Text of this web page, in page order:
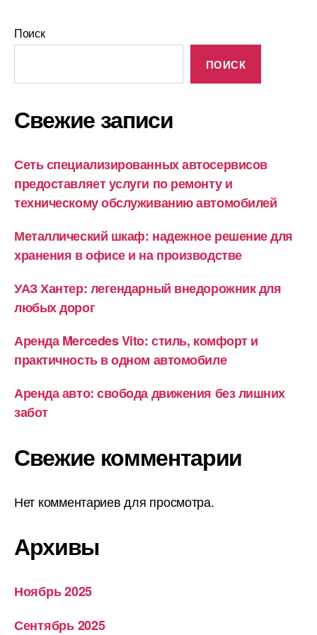
Поиск
ПОИСК
Свежие записи
Сеть специализированных автосервисов
предоставляет услуги по ремонту и
техническому обслуживанию автомобилей
Металлический шкаф: надежное решение для
хранения в офисе и на производстве
УАЗ Хантер: легендарный внедорожник для
любых дорог
Аренда Mercedes Vito: стиль, комфорт и
практичность в одном автомобиле
Аренда авто: свобода движения без лишних
забот
Свежие комментарии
Нет комментариев для просмотра.
Архивы
Ноябрь 2025
Сентябрь 2025